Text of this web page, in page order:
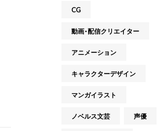
CG
動画・配信クリエイター
アニメーション
キャラクターデザイン
マンガイラスト
ノベルス文芸 声優